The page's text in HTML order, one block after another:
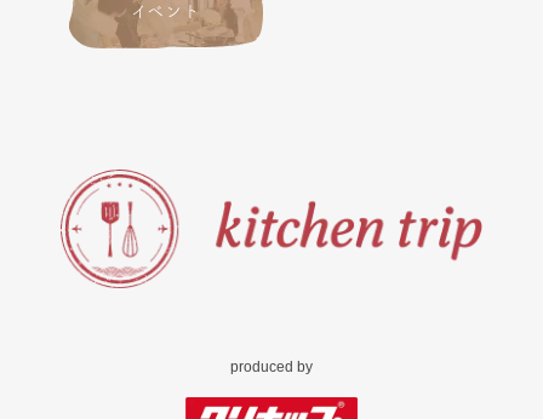
イベント
produced by